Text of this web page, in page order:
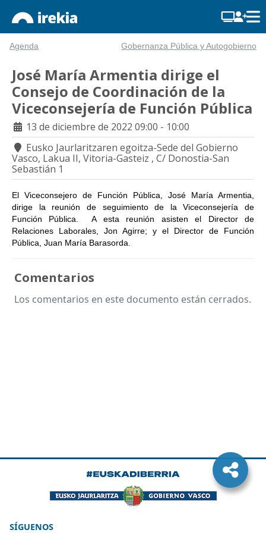
Agenda Gobernanza Pública y Autogobierno
José María Armentia dirige el
Consejo de Coordinación de la
Viceconsejería de Función Pública
13 de diciembre de 2022 09:00 - 10:00
Eusko Jaurlaritzaren egoitza-Sede del Gobierno
Vasco, Lakua II, Vitoria-Gasteiz , C/ Donostia-San
Sebastián 1
El Viceconsejero de Función Pública, José María Armentia,
dirige la reunión de seguimiento de la Viceconsejería de
Función Pública. A esta reunión asisten el Director de
Relaciones Laborales, Jon Agirre; y el Director de Función
Pública, Juan María Barasorda.
Comentarios
Los comentarios en este documento están cerrados.
SÍGUENOS